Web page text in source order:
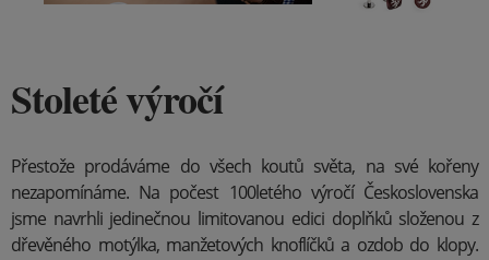
Stoleté výročí
Přestože prodáváme do všech koutů světa, na své kořeny
nezapomínáme. Na počest 100letého výročí Československa
jsme navrhli jedinečnou limitovanou edici doplňků složenou z
dřevěného motýlka, manžetových knoflíčků a ozdob do klopy.